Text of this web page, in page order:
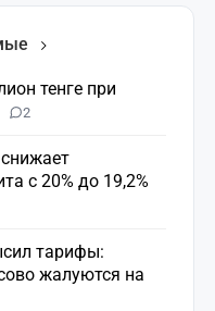
тенге при
2
с 20% до 19,2%
тарифы:
жалуются на